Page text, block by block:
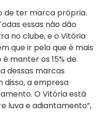
de ter marca própria.
essas não dão
no clube, e o Vitória
que ir pelo que é mais
manter os 15% de
dessas marcas
disso, a empresa
O Vitória está
luva e adiantamento”,